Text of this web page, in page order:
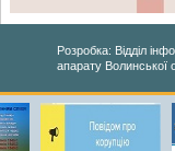
Розробка: Відділ
апарату Волинської